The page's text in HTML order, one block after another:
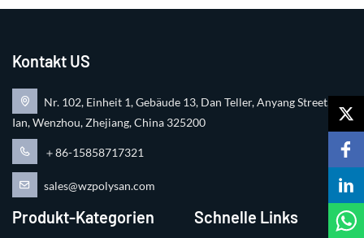
Kontakt US
Nr. 102, Einheit 1, Gebäude 13, Dan Teller, Anyang Street, Ru
Ian, Wenzhou, Zhejiang, China 325200
＋86-15858717321
sales@wzpolysan.com
Produkt-Kategorien Schnelle Links